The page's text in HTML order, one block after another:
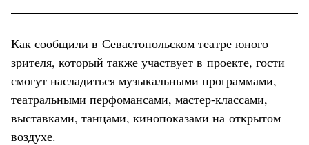
Как сообщили в Севастопольском театре юного
зрителя, который также участвует в проекте, гости
смогут насладиться музыкальными программами,
театральными перфомансами, мастер-классами,
выставками, танцами, кинопоказами на открытом
воздухе.